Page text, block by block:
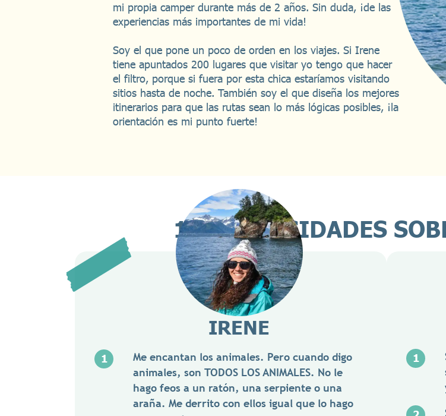
mi propia camper durante más de 2 años. Sin duda, ¡de las
experiencias más importantes de mi vida!
Soy el que pone un poco de orden en los viajes. Si Irene
tiene apuntados 200 lugares que visitar yo tengo que hacer
el filtro, porque si fuera por esta chica estaríamos visitando
sitios hasta de noche. También soy el que diseña los mejores
itinerarios para que las rutas sean lo más lógicas posibles, ¡la
orientación es mi punto fuerte!
10 CURIOSIDADES
IRENE
Me encantan los animales. Pero cuando digo
animales, son TODOS LOS ANIMALES. No le
hago feos a un ratón, una serpiente o una
araña. Me derrito con ellos igual que lo hago